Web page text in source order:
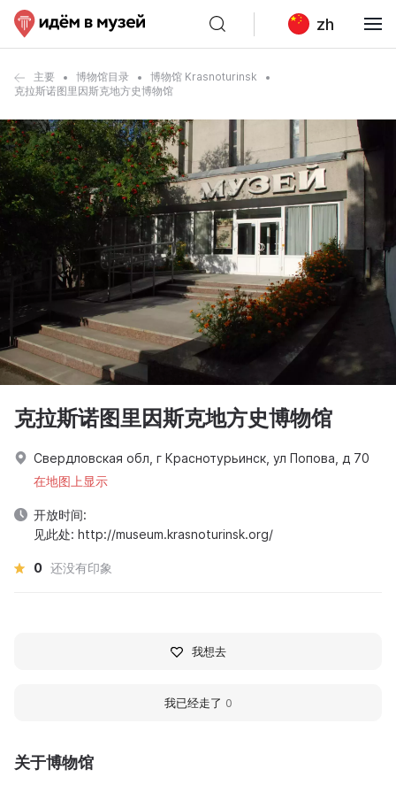
zh
主要 博物馆目录
博物馆 Krasnoturinsk
克拉斯诺图里因斯克地方史博物馆
关于博物馆
克拉斯诺图里因斯克地方史博物馆
Свердловская обл, г Краснотурьинск, ул Попова, д 70
在地图上显示
开放时间:
见此处: http://museum.krasnoturinsk.org/
0 还没有印象
我想去
我已经走了 0